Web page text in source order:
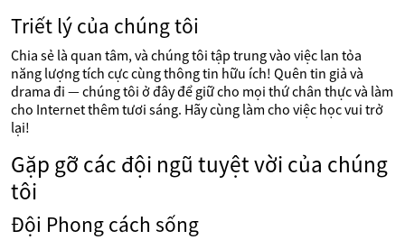
Triết lý của chúng tôi
Chia sẻ là quan tâm, và chúng tôi tập trung vào việc lan tỏa
năng lượng tích cực cùng thông tin hữu ích! Quên tin giả và
drama đi — chúng tôi ở đây để giữ cho mọi thứ chân thực và làm
cho Internet thêm tươi sáng. Hãy cùng làm cho việc học vui trở
lại!
Gặp gỡ các đội ngũ tuyệt vời của chúng
tôi
Đội Phong cách sống